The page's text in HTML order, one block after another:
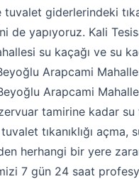
giderlerindeki
de yapıyoruz. Kali
su kaçağı ve su
Arapcami
Arapcami
tamirine kadar su
tıkanıklığı açma,
herhangi bir yere
7 gün 24 saat